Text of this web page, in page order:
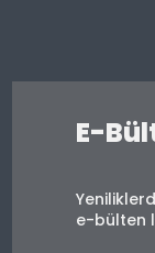
E-
e-bülten